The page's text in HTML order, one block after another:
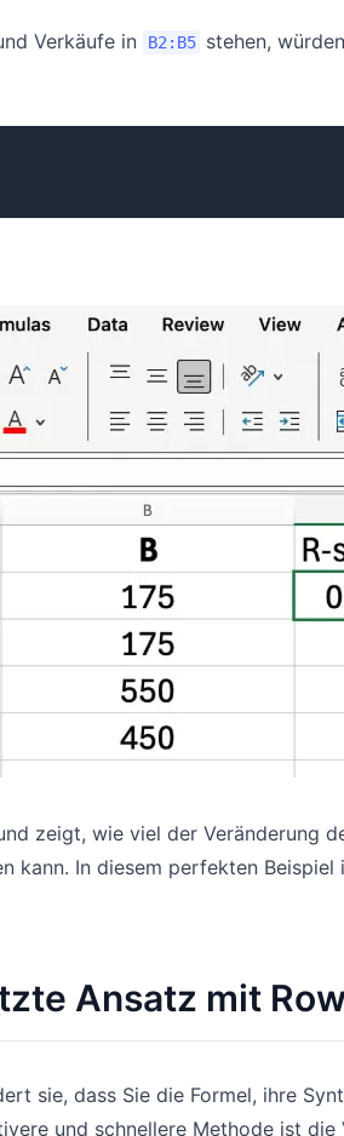
Verkäufe in B2:B5 stehen,
zeigt, wie viel der Veränderung
kann. In diesem perfekten Beispiel
Ansatz mit
sie, dass Sie die Formel, ihre
und schnellere Methode ist die